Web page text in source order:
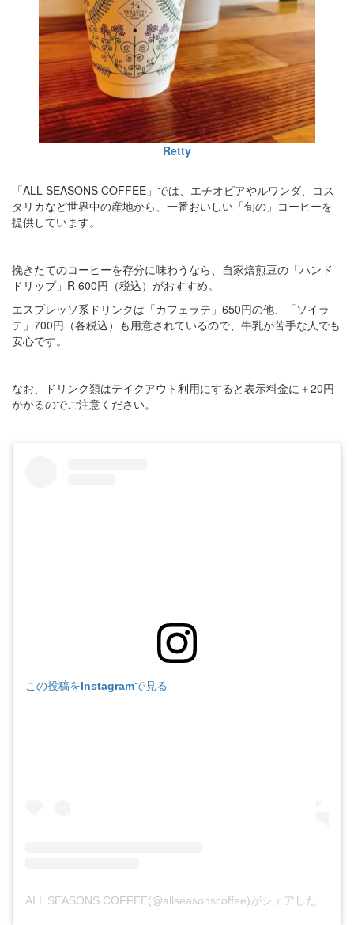
Retty
「ALL SEASONS COFFEE」では、エチオピアやルワンダ、コス
タリカなど世界中の産地から、一番おいしい「旬の」コーヒーを
提供しています。
挽きたてのコーヒーを存分に味わうなら、自家焙煎豆の「ハンド
ドリップ」R 600円（税込）がおすすめ。
エスプレッソ系ドリンクは「カフェラテ」650円の他、「ソイラ
テ」700円（各税込）も用意されているので、牛乳が苦手な人でも
安心です。
なお、ドリンク類はテイクアウト利用にすると表示料金に＋20円
かかるのでご注意ください。
この投稿をInstagramで見る